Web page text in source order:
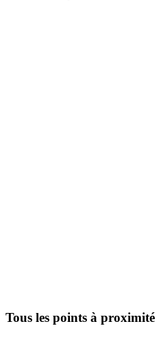
Tous les points à proximité